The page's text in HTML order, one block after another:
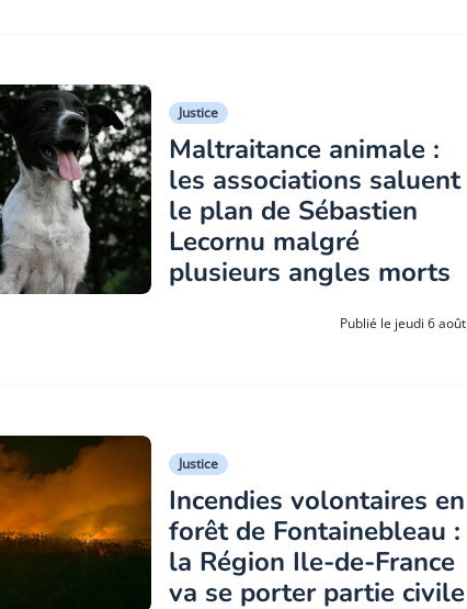
Justice
Maltraitance animale :
les associations saluent
le plan de Sébastien
Lecornu malgré
plusieurs angles morts
Publié le jeudi 6 août
Justice
Incendies volontaires en
forêt de Fontainebleau :
la Région Ile-de-France
va se porter partie civile